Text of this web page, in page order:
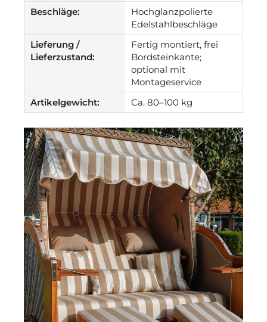
Beschläge:
Hochglanzpolierte
Edelstahlbeschläge
Lieferung /
Lieferzustand:
Fertig montiert, frei
Bordsteinkante;
optional mit
Montageservice
Artikelgewicht:
Ca. 80–100 kg